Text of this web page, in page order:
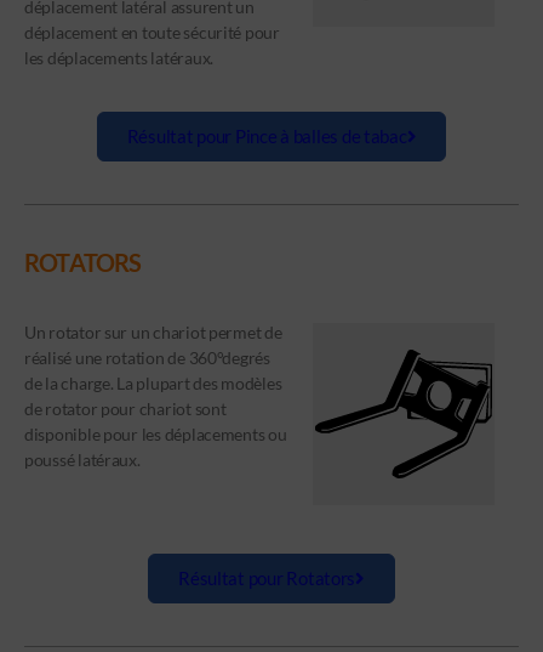
déplacement latéral assurent un
déplacement en toute sécurité pour
les déplacements latéraux.
Résultat pour Pince à balles de tabac
ROTATORS
Un rotator sur un chariot permet de
réalisé une rotation de 360°degrés
de la charge. La plupart des modèles
de rotator pour chariot sont
disponible pour les déplacements ou
poussé latéraux.
Résultat pour Rotators